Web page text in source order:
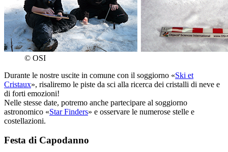
© OSI
Durante le nostre uscite in comune con il soggiorno «Ski et
Cristaux», risaliremo le piste da sci alla ricerca dei cristalli di neve e
di forti emozioni!
Nelle stesse date, potremo anche partecipare al soggiorno
astronomico «Star Finders» e osservare le numerose stelle e
costellazioni.
Festa di Capodanno